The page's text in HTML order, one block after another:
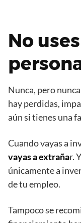
No
Nunca, pero
hay perdidas,
aún si tienes una
Cuando vayas a
vayas a extrañar.
únicamente a
de tu empleo.
Tampoco se